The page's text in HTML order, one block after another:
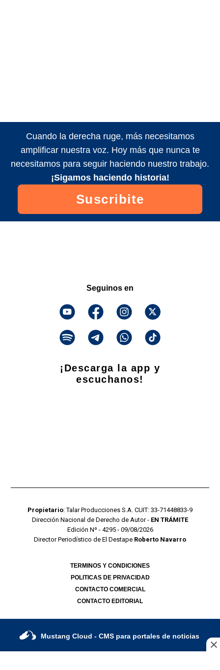
Cuando la derecha ruge, más necesitamos
amplificar nuestra voz. Hoy más que nunca te
necesitamos para seguir haciendo nuestro trabajo.
¡Sigamos haciendo historia!
Suscribite
Seguinos en
¡Descarga la app y
escuchanos!
Propietario: Talar Producciones S.A. CUIT: 33-71448833-9
Dirección Nacional de Derecho de Autor - EN TRÁMITE
Edición Nº - 4295 - 09/08/2026
Director Periodístico de El Destape Roberto Navarro
TERMINOS Y CONDICIONES
POLITICAS DE PRIVACIDAD
CONTACTO COMERCIAL
CONTACTO EDITORIAL
Mustang Cloud - CMS para portales de noticias